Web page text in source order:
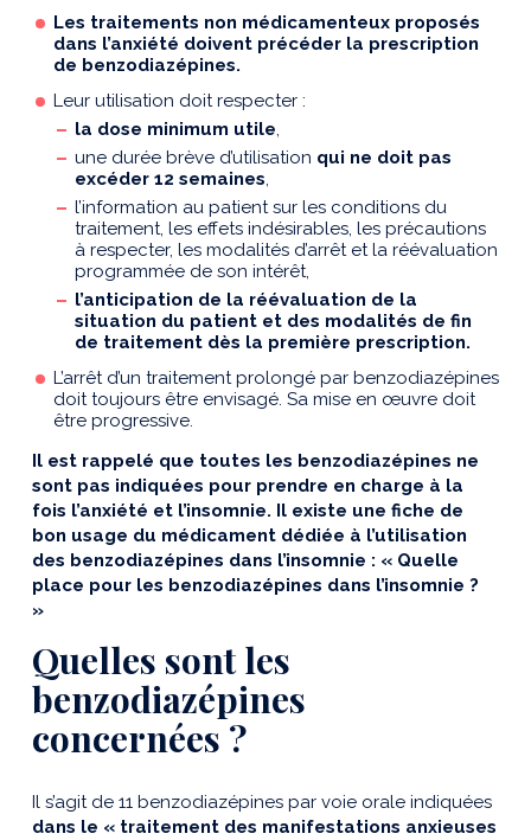
Les traitements non médicamenteux proposés
dans l’anxiété doivent précéder la prescription
de benzodiazépines.
Leur utilisation doit respecter :
la dose minimum utile,
une durée brève d’utilisation qui ne doit pas
excéder 12 semaines,
l’information au patient sur les conditions du
traitement, les effets indésirables, les précautions
à respecter, les modalités d’arrêt et la réévaluation
programmée de son intérêt,
l’anticipation de la réévaluation de la
situation du patient et des modalités de fin
de traitement dès la première prescription.
L’arrêt d’un traitement prolongé par benzodiazépines
doit toujours être envisagé. Sa mise en œuvre doit
être progressive.
Il est rappelé que toutes les benzodiazépines ne
sont pas indiquées pour prendre en charge à la
fois l’anxiété et l’insomnie. Il existe une fiche de
bon usage du médicament dédiée à l’utilisation
des benzodiazépines dans l’insomnie : « Quelle
place pour les benzodiazépines dans l’insomnie ?
»
Quelles sont les
benzodiazépines
concernées ?
Il s’agit de 11 benzodiazépines par voie orale indiquées
dans le « traitement des manifestations anxieuses